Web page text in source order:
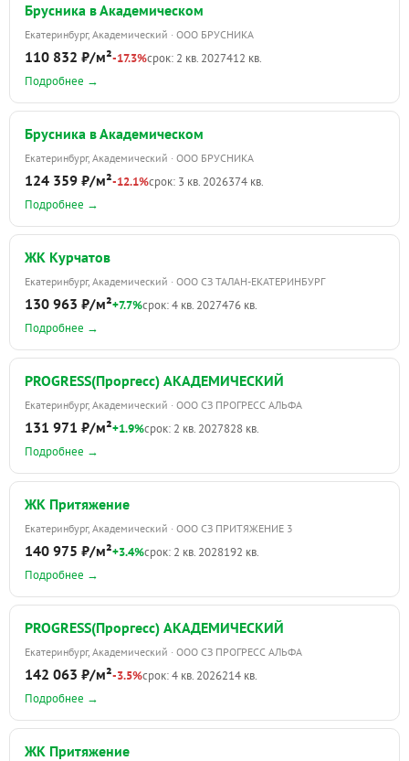
Брусника в Академическом
Екатеринбург, Академический · ООО БРУСНИКА
110 832 ₽/м²-17.3%срок: 2 кв. 2027412 кв.
Подробнее →
Брусника в Академическом
Екатеринбург, Академический · ООО БРУСНИКА
124 359 ₽/м²-12.1%срок: 3 кв. 2026374 кв.
Подробнее →
ЖК Курчатов
Екатеринбург, Академический · ООО СЗ ТАЛАН-ЕКАТЕРИНБУРГ
130 963 ₽/м²+7.7%срок: 4 кв. 2027476 кв.
Подробнее →
PROGRESS(Проргесс) АКАДЕМИЧЕСКИЙ
Екатеринбург, Академический · ООО СЗ ПРОГРЕСС АЛЬФА
131 971 ₽/м²+1.9%срок: 2 кв. 2027828 кв.
Подробнее →
ЖК Притяжение
Екатеринбург, Академический · ООО СЗ ПРИТЯЖЕНИЕ 3
140 975 ₽/м²+3.4%срок: 2 кв. 2028192 кв.
Подробнее →
PROGRESS(Проргесс) АКАДЕМИЧЕСКИЙ
Екатеринбург, Академический · ООО СЗ ПРОГРЕСС АЛЬФА
142 063 ₽/м²-3.5%срок: 4 кв. 2026214 кв.
Подробнее →
ЖК Притяжение